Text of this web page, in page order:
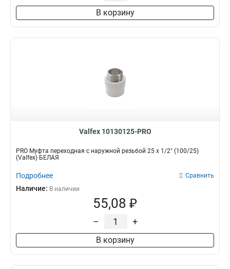
В корзину
Valfex 10130125-PRO
PRO Муфта переходная с наружной резьбой 25 x 1/2" (100/25)
(Valfex) БЕЛАЯ
Подробнее Сравнить
Наличие: В наличии
55,08 ₽
– +
В корзину